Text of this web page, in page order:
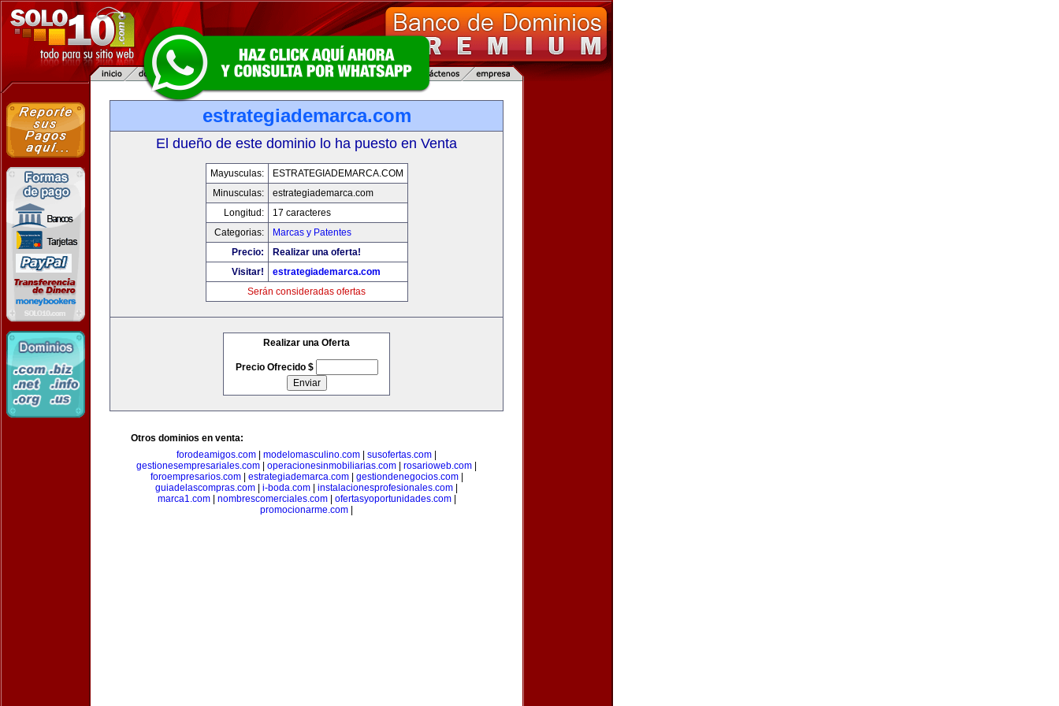
estrategiademarca.com
El dueño de este dominio lo ha puesto en Venta
Mayusculas:
ESTRATEGIADEMARCA.COM
Minusculas:
estrategiademarca.com
Longitud:
17 caracteres
Categorias:
Marcas y Patentes
Precio:
Realizar una oferta!
Visitar!
estrategiademarca.com
Serán consideradas ofertas
Realizar una Oferta
Precio Ofrecido $
Otros dominios en venta:
forodeamigos.com
modelomasculino.com susofertas.com
gestionesempresariales.com
operacionesinmobiliarias.com rosarioweb.com
foroempresarios.com| estrategiademarca.com| gestiondenegocios.com|
guiadelascompras.com
i-boda.com instalacionesprofesionales.com
marca1.com| nombrescomerciales.com| ofertasyoportunidades.com|
promocionarme.com